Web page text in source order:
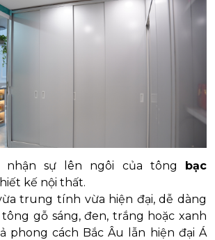
nhận sự lên ngôi của tông bạc
kế nội thất.
trung tính vừa hiện đại, dễ dàng
gỗ sáng, đen, trắng hoặc xanh
phong cách Bắc Âu lẫn hiện đại Á